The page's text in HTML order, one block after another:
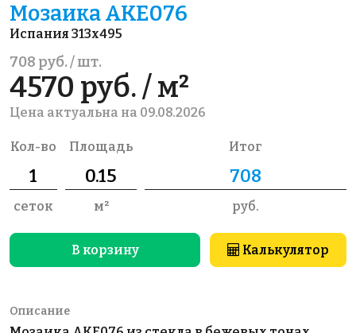
Мозаика AKE076
Испания 313x495
708 руб. / шт.
4570 руб. / м²
Цена актуальна на 09.08.2026
Кол-во
сеток
Площадь
м²
Итог
руб.
В корзину Калькулятор
Описание